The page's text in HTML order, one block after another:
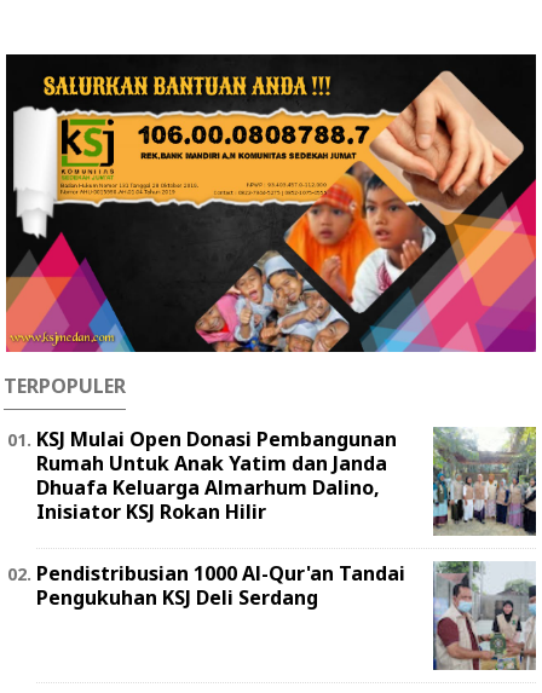
TERPOPULER
KSJ Mulai Open Donasi Pembangunan
Rumah Untuk Anak Yatim dan Janda
Dhuafa Keluarga Almarhum Dalino,
Inisiator KSJ Rokan Hilir
Pendistribusian 1000 Al-Qur'an Tandai
Pengukuhan KSJ Deli Serdang